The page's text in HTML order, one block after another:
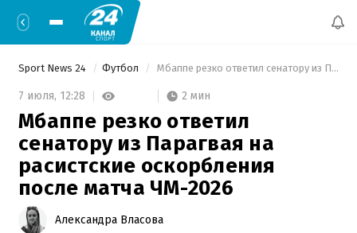
Sport News 24 Футбол Мбаппе резко ответил сенатору из Парагвая на расистские оскорбления после матча ЧМ-2026
7 июля, 12:28 2 мин
Мбаппе резко ответил
сенатору из Парагвая на
расистские оскорбления
после матча ЧМ-2026
Александра Власова